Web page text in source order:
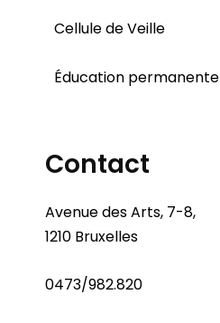
Cellule de Veille
Éducation permanente
Contact
Avenue des Arts, 7-8,
1210 Bruxelles
0473/982.820